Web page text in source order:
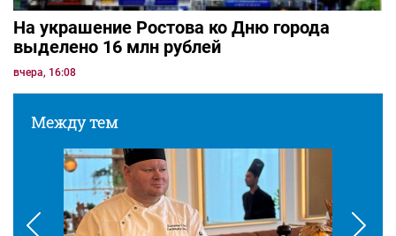
На украшение Ростова ко Дню города
выделено 16 млн рублей
вчера, 16:08
Между тем